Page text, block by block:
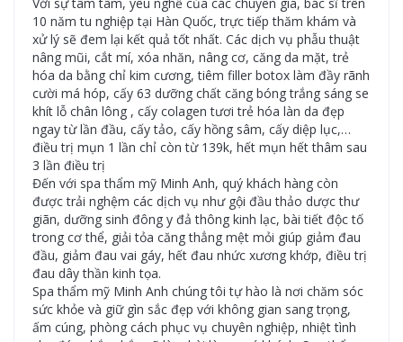
10 năm tu nghiệp tại Hàn Quốc, trực tiếp thăm khám và
xử lý sẽ đem lại kết quả tốt nhất. Các dịch vụ phẫu thuật
nâng mũi, cắt mí, xóa nhăn, nâng cơ, căng da mặt, trẻ
hóa da bằng chỉ kim cương, tiêm filler botox làm đầy rãnh
cười má hóp, cấy 63 dưỡng chất căng bóng trắng sáng se
khít lỗ chân lông , cấy colagen tươi trẻ hóa làn da đẹp
ngay từ lần đầu, cấy tảo, cấy hồng sâm, cấy diệp lục,…
điều trị mụn 1 lần chỉ còn từ 139k, hết mụn hết thâm sau
3 lần điều trị
Đến với spa thẩm mỹ Minh Anh, quý khách hàng còn
được trải nghệm các dịch vụ như gội đầu thảo dược thư
giãn, dưỡng sinh đông y đả thông kinh lạc, bài tiết độc tố
trong cơ thể, giải tỏa căng thẳng mệt mỏi giúp giảm đau
đầu, giảm đau vai gáy, hết đau nhức xương khớp, điều trị
đau dây thần kinh tọa.
Spa thẩm mỹ Minh Anh chúng tôi tự hào là nơi chăm sóc
sức khỏe và giữ gìn sắc đẹp với không gian sang trọng,
ấm cúng, phòng cách phục vụ chuyên nghiệp, nhiệt tình